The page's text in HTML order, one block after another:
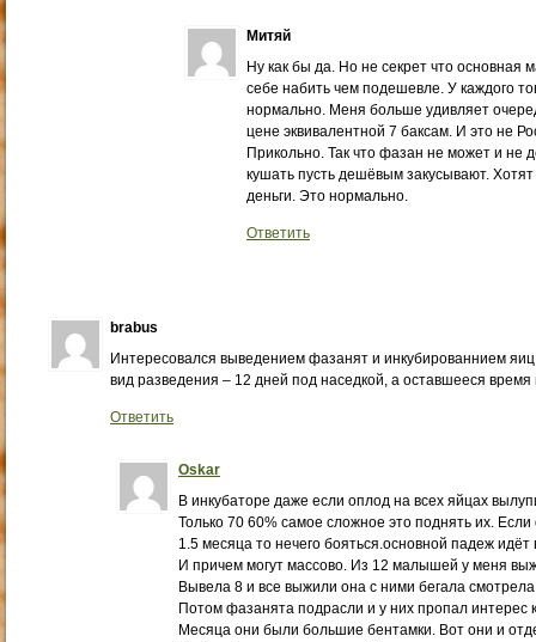
Митяй
Ну как бы да. Но не секрет что основная
себе набить чем подешевле. У каждого
нормально. Меня больше удивляет
цене эквивалентной 7 баксам. И это не
Прикольно. Так что фазан не может и не
кушать пусть дешёвым закусывают.
деньги. Это нормально.
Ответить
brabus
Интересовался выведением фазанят и инкубированнием
вид разведения – 12 дней под наседкой, а оставшееся время
Ответить
Oskar
В инкубаторе даже если оплод на всех яйцах
Только 70 60% самое сложное это поднять их.
1.5 месяца то нечего бояться.основной падеж идёт
И причем могут массово. Из 12 малышей у меня
Вывела 8 и все выжили она с ними бегала
Потом фазанята подрасли и у них пропал интерес
Месяца они были большие бентамки. Вот они и